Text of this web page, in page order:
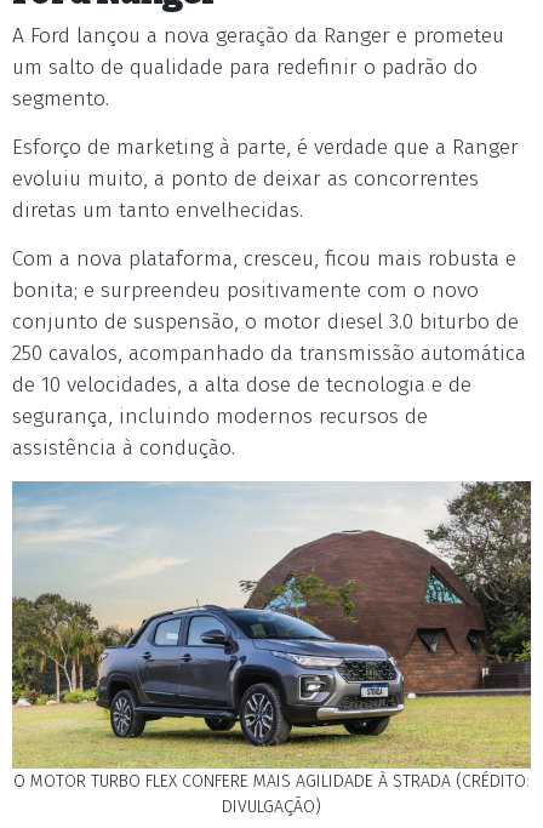
A Ford lançou a nova geração da Ranger e prometeu
um salto de qualidade para redefinir o padrão do
segmento.
Esforço de marketing à parte, é verdade que a Ranger
evoluiu muito, a ponto de deixar as concorrentes
diretas um tanto envelhecidas.
Com a nova plataforma, cresceu, ficou mais robusta e
bonita; e surpreendeu positivamente com o novo
conjunto de suspensão, o motor diesel 3.0 biturbo de
250 cavalos, acompanhado da transmissão automática
de 10 velocidades, a alta dose de tecnologia e de
segurança, incluindo modernos recursos de
assistência à condução.
O MOTOR TURBO FLEX CONFERE MAIS AGILIDADE À STRADA (CRÉDITO:
DIVULGAÇÃO)